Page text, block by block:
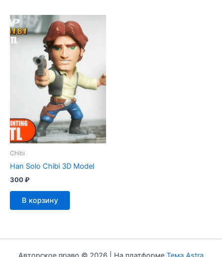
Chibi
Han Solo Chibi 3D Model
300₽
В корзину